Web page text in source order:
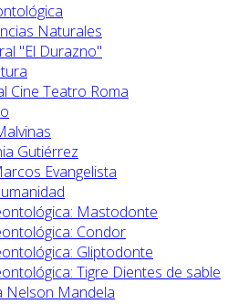
Naturales
"El Durazno"
Cine Teatro Roma
Gutiérrez
Evangelista
Mastodonte
Condor
Gliptodonte
Tigre Dientes de sable
Nelson Mandela